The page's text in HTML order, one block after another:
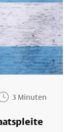
3 Minuten